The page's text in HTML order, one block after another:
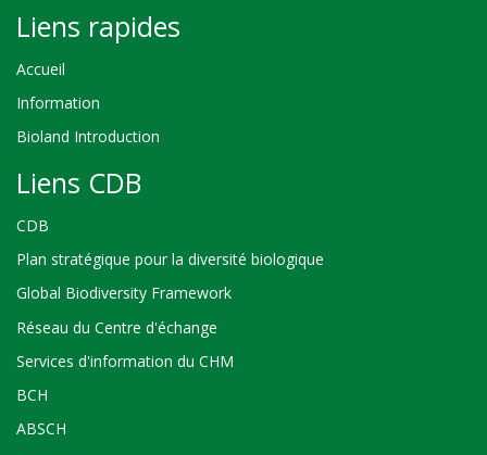
Liens rapides
Accueil
Information
Bioland Introduction
Liens CDB
CDB
Plan stratégique pour la diversité biologique
Global Biodiversity Framework
Réseau du Centre d'échange
Services d'information du CHM
BCH
ABSCH